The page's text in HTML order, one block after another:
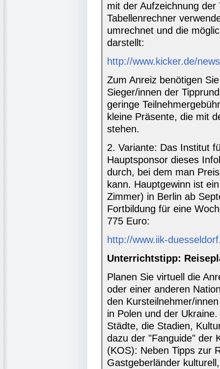
mit der Aufzeichnung
Tabellenrechner
umrechnet und die
darstellt:
http://www.kicker.de/
Zum Anreiz benötigen
Sieger/innen der
geringe
kleine Präsente, die mit
stehen.
2. Variante: Das Institut
Hauptsponsor dieses
durch, bei dem man
kann. Hauptgewinn ist
Zimmer) in Berlin ab
Fortbildung für eine
775 Euro:
http://www.iik-
Unterrichtstipp:
Planen Sie virtuell die
oder einer anderen
den Kursteilnehmer/
in Polen und der
Städte, die Stadien,
dazu der "Fanguide" der
(KOS): Neben Tipps zur
Gastgeberländer